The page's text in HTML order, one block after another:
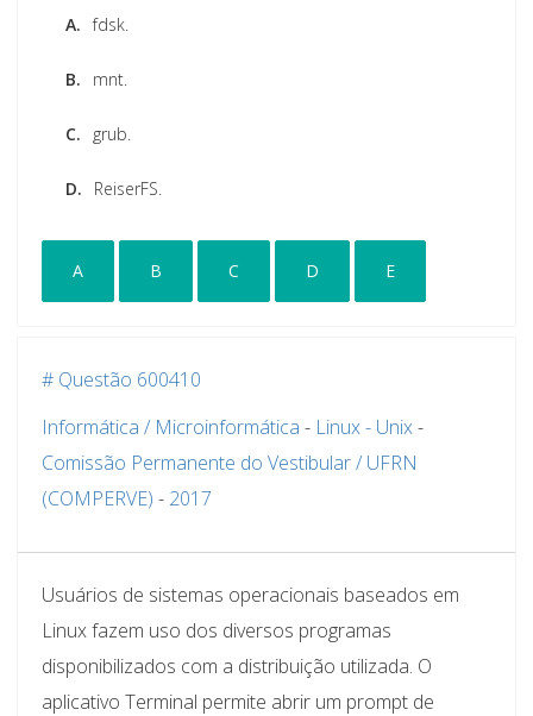
A. fdsk.
B. mnt.
C. grub.
D. ReiserFS.
A B C D E
# Questão 600410
Informática / Microinformática - Linux - Unix-
Comissão Permanente do Vestibular / UFRN
(COMPERVE) - 2017
Usuários de sistemas operacionais baseados em
Linux fazem uso dos diversos programas
disponibilizados com a distribuição utilizada. O
aplicativo Terminal permite abrir um prompt de